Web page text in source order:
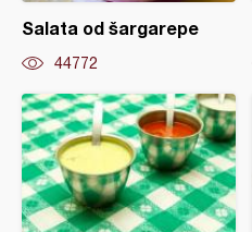
Salata od šargarepe
44772